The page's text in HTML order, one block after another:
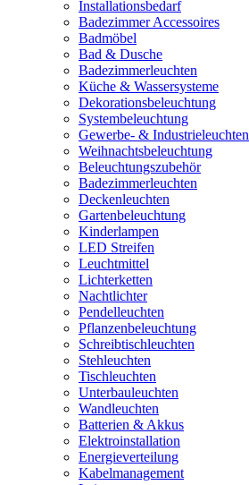
Installationsbedarf
Badezimmer Accessoires
Badmöbel
Bad & Dusche
Badezimmerleuchten
Küche & Wassersysteme
Dekorationsbeleuchtung
Systembeleuchtung
Gewerbe- & Industrieleuchten
Weihnachtsbeleuchtung
Beleuchtungszubehör
Badezimmerleuchten
Deckenleuchten
Gartenbeleuchtung
Kinderlampen
LED Streifen
Leuchtmittel
Lichterketten
Nachtlichter
Pendelleuchten
Pflanzenbeleuchtung
Schreibtischleuchten
Stehleuchten
Tischleuchten
Unterbauleuchten
Wandleuchten
Batterien & Akkus
Elektroinstallation
Energieverteilung
Kabelmanagement